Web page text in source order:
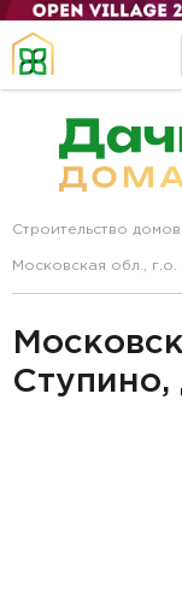
Строительство домов
Московская обл.,
Ступино,